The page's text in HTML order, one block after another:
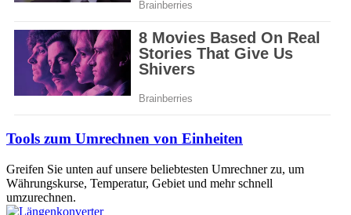
Tools zum Umrechnen von Einheiten
Greifen Sie unten auf unsere beliebtesten Umrechner zu, um
Währungskurse, Temperatur, Gebiet und mehr schnell
umzurechnen.